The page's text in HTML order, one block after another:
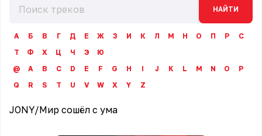
НАЙТИ
А Б В Г Д Е Ж З И К Л М Н О П Р
С
Т
Ф Х Ц Ч Э
Ю
@
A B C D E F G H I J K L M N O
P
Q
R S T U V W X Y Z
JONY/Мир сошёл с ума